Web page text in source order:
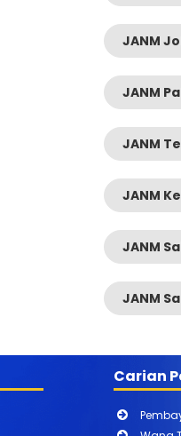
JANM
JANM
JANM
JANM
JANM
JANM
Carian